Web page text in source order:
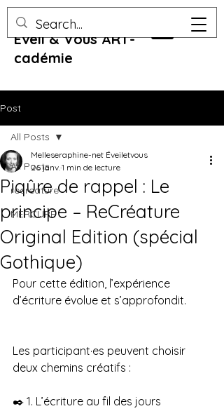
Eveil & Vous ART-
cadémie
Post
All Posts
recreature
MERCURE
All Posts
Piqûre de rappel : Le
principe – ReCréature
Original Edition (spécial
Gothique)
Melleseraphine-net Éveiletvous
26 janv. 1 min de lecture
Pour cette édition, l’expérience
d’écriture évolue et s’approfondit.
Les participant·es peuvent choisir
deux chemins créatifs :
✒️ 1. L’écriture au fil des jours